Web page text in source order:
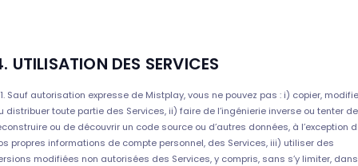
UTILISATION DES SERVICES
Sauf autorisation expresse de Mistplay, vous ne pouvez pas : i) copier,
distribuer toute partie des Services, ii) faire de l’ingénierie inverse ou tenter de
ou de découvrir un code source ou d’autres données, à l’exception
propres informations de compte personnel, des Services, iii) utiliser des
modifiées non autorisées des Services, y compris, sans s’y limiter, dans